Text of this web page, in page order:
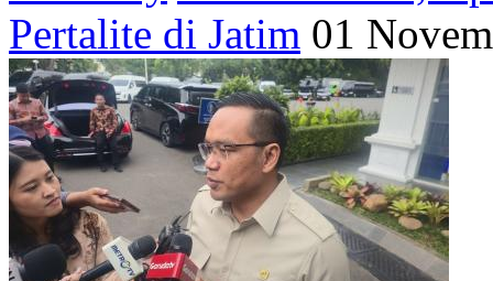
Pertalite di Jatim 01